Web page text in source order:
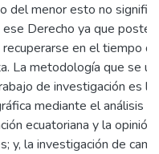
del menor esto no
Derecho ya que
en el tiempo
La metodología que se
de investigación es la
mediante el análisis
ecuatoriana y la opinión
y, la investigación de